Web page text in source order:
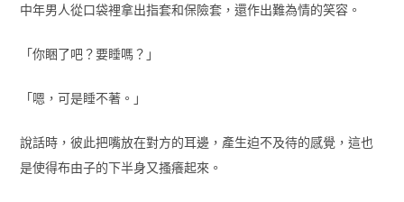
中年男人從口袋裡拿出指套和保險套，還作出難為情的笑容。
「你睏了吧？要睡嗎？」
「嗯，可是睡不著。」
說話時，彼此把嘴放在對方的耳邊，產生迫不及待的感覺，這也
是使得布由子的下半身又搔癢起來。